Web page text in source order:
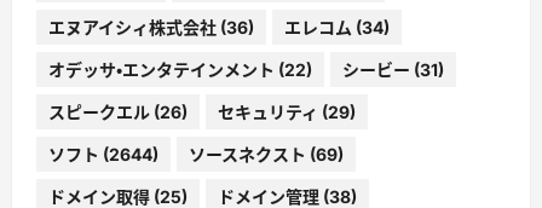
エヌアイシィ株式会社 (36) エレコム (34)
オデッサ・エンタテインメント (22) シービー (31)
スピークエル (26) セキュリティ (29)
ソフト (2644) ソースネクスト (69)
ドメイン取得 (25) ドメイン管理 (38)